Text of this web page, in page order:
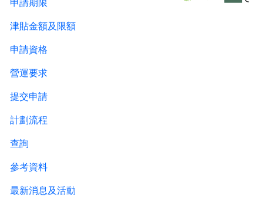
津貼金額及限額
申請資格
營運要求
提交申請
計劃流程
查詢
參考資料
最新消息及活動